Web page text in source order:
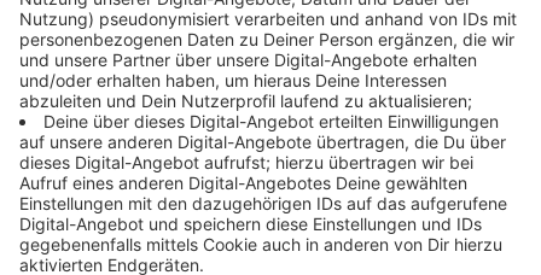
Neuss bleibt für den gesamten Verkehr nutzbar.
Ursprünglich war geplant, dass Brückenlager
ausgetauscht werden und sowohl Straßen als auch
Rheinbahngleise für das gesamte Wochenende
gesperrt bleiben. Die Arbeiten werden aber
voraussichtlich erst im Herbst stattfinden. Bis dahin
läuft die Landesgartenschau in Neuss. Zu dieser Zeit
soll die Brücke vollständig genutzt werden können; für
den Autoverkehr auch mit zwei Fahrtsteifen in jeder